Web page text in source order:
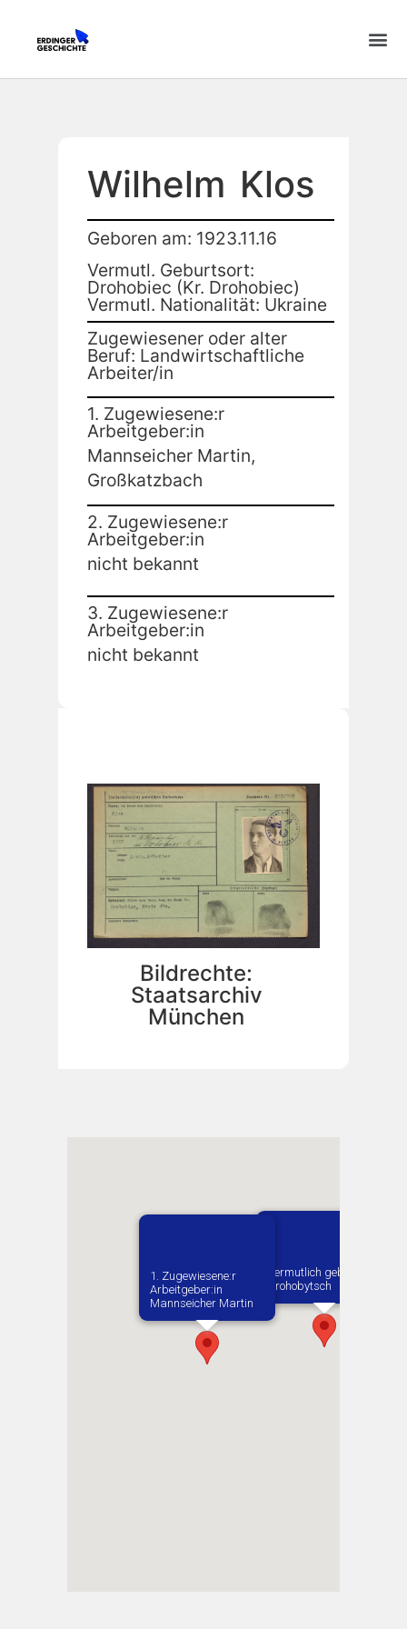
Wilhelm Klos
Geboren am: 1923.11.16
Vermutl. Geburtsort:
Drohobiec (Kr. Drohobiec)
Vermutl. Nationalität: Ukraine
Zugewiesener oder alter
Beruf: Landwirtschaftliche
Arbeiter/in
1. Zugewiesene:r
Arbeitgeber:in
Mannseicher Martin,
Großkatzbach
2. Zugewiesene:r
Arbeitgeber:in
nicht bekannt
3. Zugewiesene:r
Arbeitgeber:in
nicht bekannt
Bildrechte:
Staatsarchiv
München
Vermutlich geboren in
Drohobytsch
1. Zugewiesene:r
Arbeitgeber:in​
Mannseicher Martin